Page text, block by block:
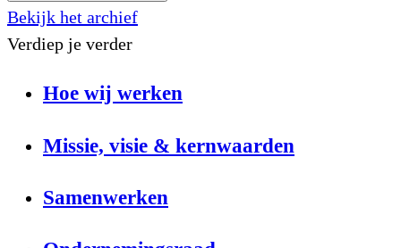
Bekijk het archief
Verdiep je verder
Hoe wij werken
Missie, visie & kernwaarden
Samenwerken